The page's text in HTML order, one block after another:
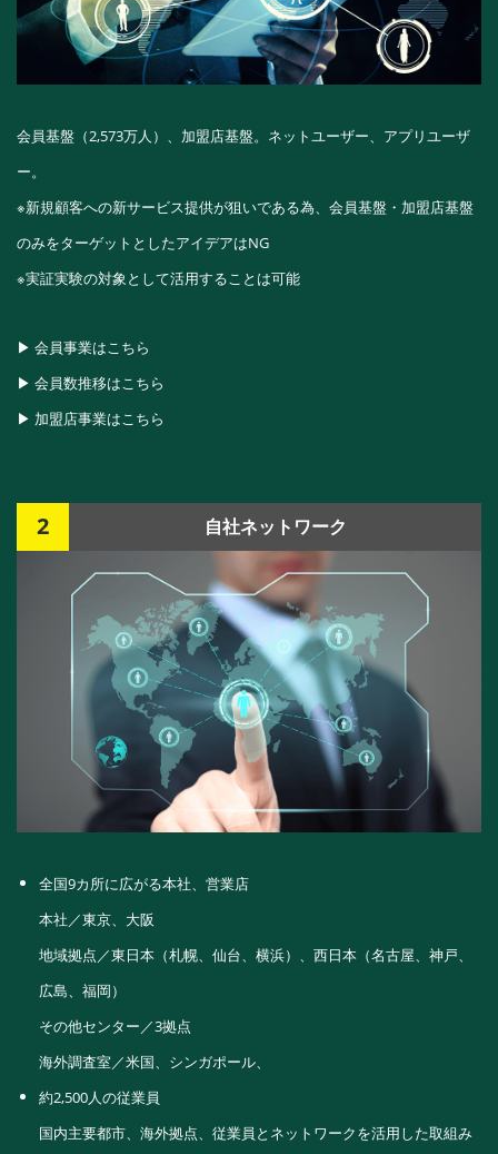
会員基盤（2,573万人）、加盟店基盤。ネットユーザー、アプリユーザ
ー。
※新規顧客への新サービス提供が狙いである為、会員基盤・加盟店基盤
のみをターゲットとしたアイデアはNG
※実証実験の対象として活用することは可能
▶ 会員事業はこちら
▶ 会員数推移はこちら
▶ 加盟店事業はこちら
2 自社ネットワーク
全国9カ所に広がる本社、営業店
本社／東京、大阪
地域拠点／東日本（札幌、仙台、横浜）、西日本（名古屋、神戸、
広島、福岡）
その他センター／3拠点
海外調査室／米国、シンガポール、
約2,500人の従業員
国内主要都市、海外拠点、従業員とネットワークを活用した取組み